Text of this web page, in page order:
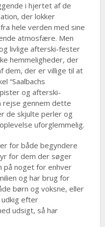
i hjertet af de
der lokker
hele verden med sine
atmosfære. Men
livlige afterski-fester
hemmeligheder, der
dem, der er villige til at
“Saalbachs
og afterski-
rejse gennem dette
de skjulte perler og
uforglemmelig.
for både begyndere
for dem der søger
på noget for enhver
og har brug for
børn og voksne, eller
efter
udsigt, så har